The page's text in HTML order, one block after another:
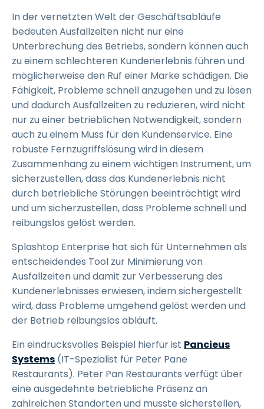
In der vernetzten Welt der Geschäftsabläufe
bedeuten Ausfallzeiten nicht nur eine
Unterbrechung des Betriebs, sondern können auch
zu einem schlechteren Kundenerlebnis führen und
möglicherweise den Ruf einer Marke schädigen. Die
Fähigkeit, Probleme schnell anzugehen und zu lösen
und dadurch Ausfallzeiten zu reduzieren, wird nicht
nur zu einer betrieblichen Notwendigkeit, sondern
auch zu einem Muss für den Kundenservice. Eine
robuste Fernzugriffslösung wird in diesem
Zusammenhang zu einem wichtigen Instrument, um
sicherzustellen, dass das Kundenerlebnis nicht
durch betriebliche Störungen beeinträchtigt wird
und um sicherzustellen, dass Probleme schnell und
reibungslos gelöst werden.
Splashtop Enterprise hat sich für Unternehmen als
entscheidendes Tool zur Minimierung von
Ausfallzeiten und damit zur Verbesserung des
Kundenerlebnisses erwiesen, indem sichergestellt
wird, dass Probleme umgehend gelöst werden und
der Betrieb reibungslos abläuft.
Ein eindrucksvolles Beispiel hierfür ist Pancieus
Systems (IT-Spezialist für Peter Pane
Restaurants). Peter Pan Restaurants verfügt über
eine ausgedehnte betriebliche Präsenz an
zahlreichen Standorten und musste sicherstellen,